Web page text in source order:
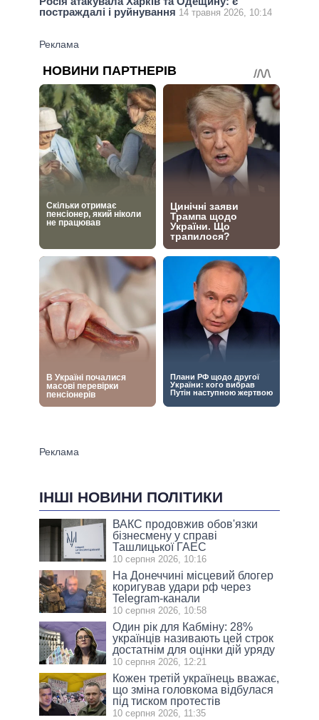
постраждалі і руйнування 14 травня 2026, 10:14
ІНШІ НОВИНИ ПОЛІТИКИ
ВАКС продовжив обов'язки
бізнесмену у справі
Ташлицької ГАЕС
10 серпня 2026, 10:16
На Донеччині місцевий блогер
коригував удари рф через
Telegram-канали
10 серпня 2026, 10:58
Один рік для Кабміну: 28%
українців називають цей строк
достатнім для оцінки дій уряду
10 серпня 2026, 12:21
Кожен третій українець вважає,
що зміна головкома відбулася
під тиском протестів
10 серпня 2026, 11:35